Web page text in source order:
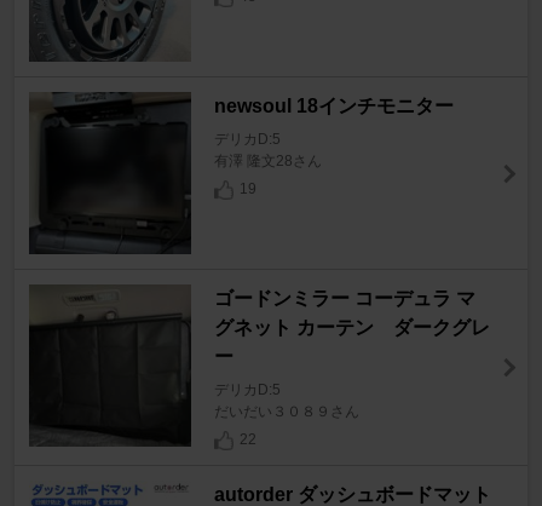
newsoul 18インチモニター
デリカD:5
有澤 隆文28さん
19
ゴードンミラー コーデュラ マ
グネット カーテン ダークグレ
ー
デリカD:5
だいだい３０８９さん
22
autorder ダッシュボードマット